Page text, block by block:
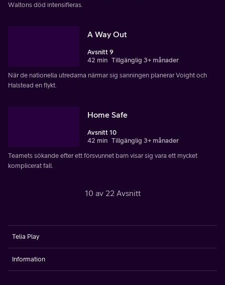
Waltons död intensifieras.
A Way Out
Avsnitt 9
42 min Tillgänglig 3+ månader
När de nationella utredarna närmar sig sanningen planerar Voight och
Halstead en flykt.
Home Safe
Avsnitt 10
42 min Tillgänglig 3+ månader
Teamets sökande efter ett försvunnet barn visar sig vara ett mycket
komplicerat fall.
10 av 22 Avsnitt
Telia Play
Information